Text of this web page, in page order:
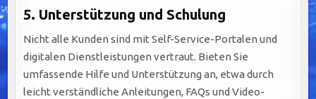
5. Unterstützung und Schulung
Nicht alle Kunden sind mit Self-Service-Portalen und
digitalen Dienstleistungen vertraut. Bieten Sie
umfassende Hilfe und Unterstützung an, etwa durch
leicht verständliche Anleitungen, FAQs und Video-